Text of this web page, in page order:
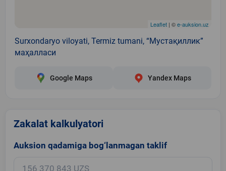
Leaflet | ©e-auksion.uz
Surxondaryo viloyati, Termiz tumani, “Мустақиллик”
маҳалласи
Google Maps Yandex Maps
Zakalat kalkulyatori
Auksion qadamiga bog‘lanmagan taklif